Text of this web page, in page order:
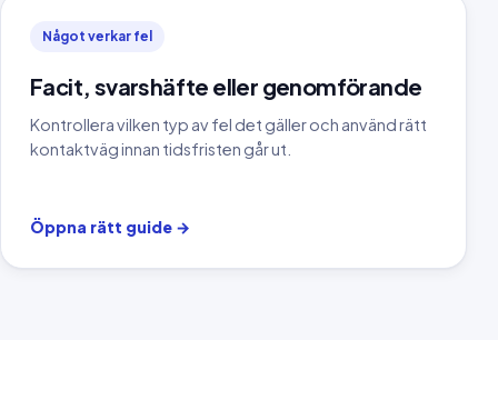
Något verkar fel
Facit, svarshäfte eller genomförande
Kontrollera vilken typ av fel det gäller och använd rätt
kontaktväg innan tidsfristen går ut.
Öppna rätt guide →